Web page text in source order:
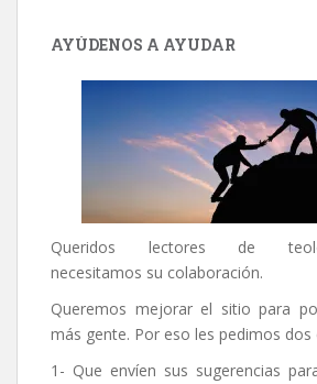
AYÚDENOS A AYUDAR
Queridos lectores de
necesitamos su colaboración.
Queremos mejorar el sitio para
más gente. Por eso les pedimos dos
1- Que envíen sus sugerencias